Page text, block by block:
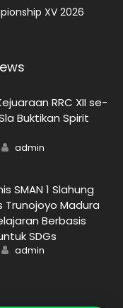
XV 2026
RRC XII se-
Buktikan Spirit
Author
admin
SMAN 1 Slahung
Trunojoyo Madura
Berbasis
SDGs
Author
admin